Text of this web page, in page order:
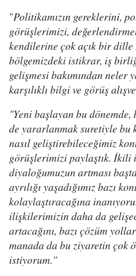
"Politikamızın gereklerini,
görüşlerimizi,
kendilerine çok açık bir
bölgemizdeki istikrar, iş
gelişmesi bakımından neler
karşılıklı bilgi ve görüş
"Yeni başlayan bu
de yararlanmak suretiyle
nasıl geliştirebileceğimiz
görüşlerimizi paylaştık.
diyaloğumuzun artması
ayrılığı yaşadığımız bazı
kolaylaştıracağına
ilişkilerimizin daha da
artacağını, bazı çözüm
manada da bu ziyaretin çok
istiyorum."